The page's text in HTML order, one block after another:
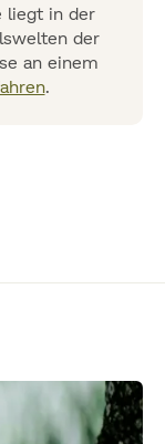
liegt in der
der
an einem
.